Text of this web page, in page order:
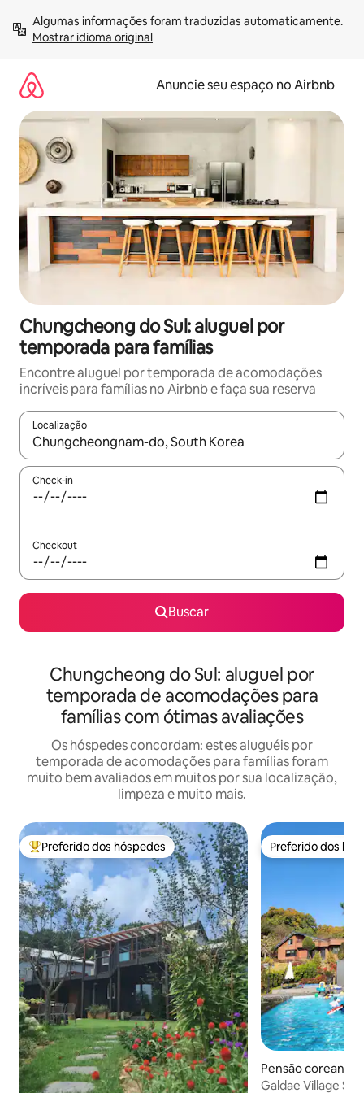
para
Mostrar idioma original
Anuncie seu espaço no Airbnb
Chungcheong do Sul: aluguel por
temporada para famílias
Encontre aluguel por temporada de acomodações
incríveis para famílias no Airbnb e faça sua reserva
Localização
Quando os resultados estiverem disponíveis, explore-os
Check-in
Checkout
Buscar
Chungcheong do Sul: aluguel por
temporada de acomodações para
famílias com ótimas avaliações
Os hóspedes concordam: estes aluguéis por
temporada de acomodações para famílias foram
muito bem avaliados em muitos por sua localização,
limpeza e muito mais.
Entre os melhores preferidos dos hóspedes
Preferido dos hóspedes Preferido dos
Preferido dos
Pensão coreana ⋅
myeon,
Galdae Village